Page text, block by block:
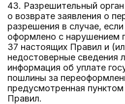
43. Разрешительный
о возврате заявления о
разрешения в случае,
оформлено с нарушением
37 настоящих Правил и
недостоверные сведения
информация об уплате
пошлины за
предусмотренная
Правил.